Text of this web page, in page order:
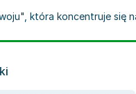
która koncentruje się